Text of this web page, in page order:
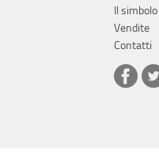
Il simbolo
Vendite
Contatti